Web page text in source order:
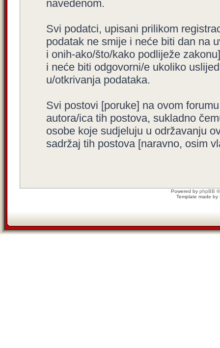
navedenom.
Svi podatci, upisani prilikom
podatak ne smije i neće biti dan na
i onih-ako/što/kako podliježe
i neće biti odgovorni/e ukoliko
u/otkrivanja podataka.
Svi postovi [poruke] na ovom
autora/ica tih postova, sukladno
osobe koje sudjeluju u održavanju
sadržaj tih postova [naravno, osim
Powered by phpBB
Template made by